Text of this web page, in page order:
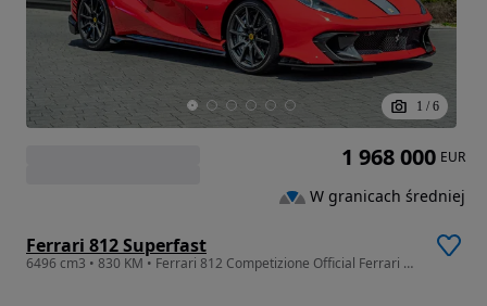
1 / 6
Ferrari 812 Superfast
6496 cm3 • 830 KM • Ferrari 812 Competizione Official Ferrari Dealer
1 968 000 EUR
W granicach średniej